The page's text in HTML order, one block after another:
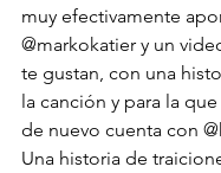
muy efectivamente
@markokatier y un
te gustan, con una
la canción y para la
de nuevo cuenta con
Una historia de